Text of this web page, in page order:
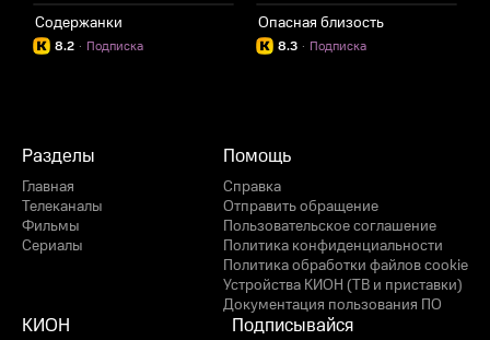
Содержанки
8.2 Подписка
·
Опасная близость
8.3 Подписка
·
Разделы
Главная
Телеканалы
Фильмы
Сериалы
Помощь
Справка
Отправить обращение
Пользовательское соглашение
Политика конфиденциальности
Политика обработки файлов cookie
Устройства КИОН (ТВ и приставки)
Документация пользования ПО
КИОН Подписывайся